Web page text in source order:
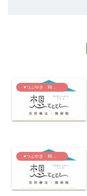
●つぶやき 時々 あおい節
●つぶやき 時々 あおい節